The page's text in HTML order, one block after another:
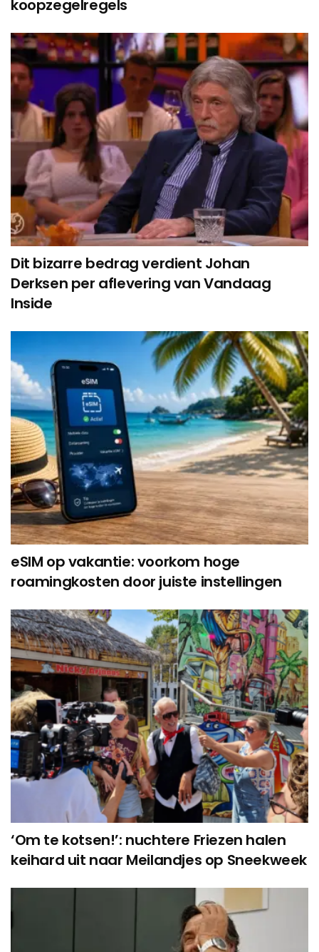
koopzegelregels
Dit bizarre bedrag verdient Johan
Derksen per aflevering van Vandaag
Inside
eSIM op vakantie: voorkom hoge
roamingkosten door juiste instellingen
‘Om te kotsen!’: nuchtere Friezen halen
keihard uit naar Meilandjes op Sneekweek